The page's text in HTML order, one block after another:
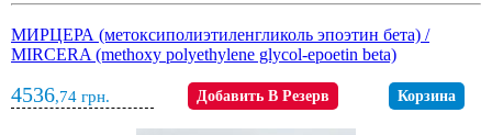
МИРЦЕРА (метоксиполиэтиленгликоль эпоэтин бета) /
MIRCERA (methoxy polyethylene glycol-epoetin beta)
4536,74 грн. Добавить В Резерв Корзина